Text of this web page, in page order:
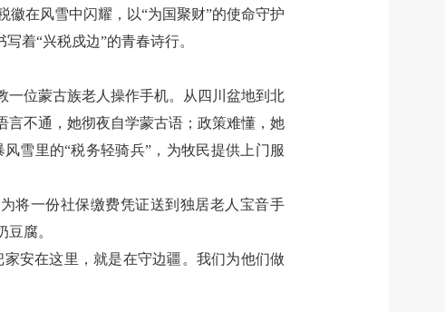
在风雪中闪耀，以“为国聚财”的使命守护
着“兴税戍边”的青春诗行。
一位蒙古族老人操作手机。从四川盆地到北
言不通，她彻夜自学蒙古语；政策难懂，她
雪里的“税务轻骑兵”，为牧民提供上门服
将一份社保缴费凭证送到独居老人宝音手
腐。
安在这里，就是在守边疆。我们为他们做